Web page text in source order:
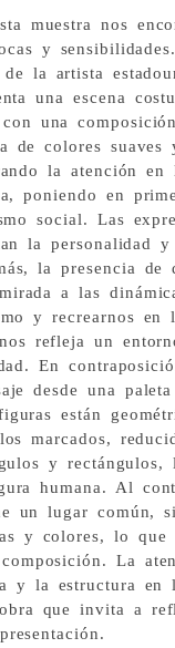
muestra nos
y
la artista
una escena
una
de colores
la atención
poniendo en
social. Las
la personalidad
la presencia de
a las
y recrearnos en
refleja un
En
desde una
están
marcados,
y rectángulos,
humana. Al
un lugar común,
y colores, lo que
La
y la estructura en
que invita a